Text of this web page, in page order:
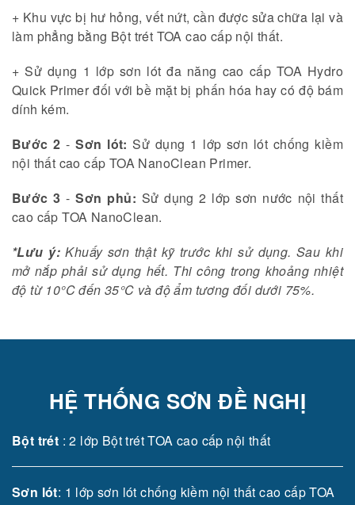
+ Khu vực bị hư hỏng, vết nứt, cần được sửa chữa lại và
làm phẳng bằng Bột trét TOA cao cấp nội thất.
+ Sử dụng 1 lớp sơn lót đa năng cao cấp TOA Hydro
Quick Primer đối với bề mặt bị phấn hóa hay có độ bám
dính kém.
Bước 2-Sơn lót: Sử dụng 1 lớp sơn lót chống kiềm
nội thất cao cấp TOA NanoClean Primer.
Bước 3 -Sơn phủ: Sử dụng 2 lớp sơn nước nội thất
cao cấp TOA NanoClean.
*Lưu ý:Khuấy sơn thật kỹ trước khi sử dụng. Sau khi
mở nắp phải sử dụng hết. Thi công trong khoảng nhiệt
độ từ 10°C đến 35°C và độ ẩm tương đối dưới 75%.
HỆ THỐNG SƠN ĐỀ NGHỊ
Bột trét : 2 lớp Bột trét TOA cao cấp nội thất
Sơn lót: 1 lớp sơn lót chống kiềm nội thất cao cấp TOA